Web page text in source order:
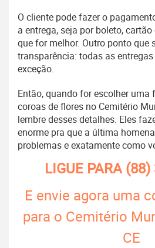
O cliente pode fazer o
a entrega, seja por boleto,
que for melhor. Outro ponto que
transparência: todas as
exceção.
Então, quando for escolher
coroas de flores no Cemitério
lembre desses detalhes. Eles
enorme pra que a última
problemas e exatamente como
LIGUE PARA(88)
E envie agora uma
para o Cemitério
CE